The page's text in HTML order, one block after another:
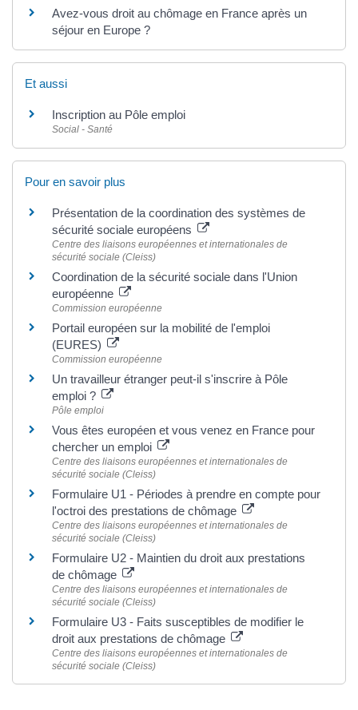
Avez-vous droit au chômage en France après un
séjour en Europe ?
Et aussi
Inscription au Pôle emploi
Social - Santé
Pour en savoir plus
Présentation de la coordination des systèmes de
sécurité sociale européens
Centre des liaisons européennes et internationales de
sécurité sociale (Cleiss)
Coordination de la sécurité sociale dans l'Union
européenne
Commission européenne
Portail européen sur la mobilité de l'emploi
(EURES)
Commission européenne
Un travailleur étranger peut-il s'inscrire à Pôle
emploi ?
Pôle emploi
Vous êtes européen et vous venez en France pour
chercher un emploi
Centre des liaisons européennes et internationales de
sécurité sociale (Cleiss)
Formulaire U1 - Périodes à prendre en compte pour
l'octroi des prestations de chômage
Centre des liaisons européennes et internationales de
sécurité sociale (Cleiss)
Formulaire U2 - Maintien du droit aux prestations
de chômage
Centre des liaisons européennes et internationales de
sécurité sociale (Cleiss)
Formulaire U3 - Faits susceptibles de modifier le
droit aux prestations de chômage
Centre des liaisons européennes et internationales de
sécurité sociale (Cleiss)